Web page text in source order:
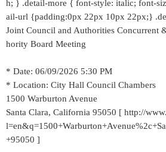
h; } .detail-more { font-style: italic; font-
ail-url {padding:0px 22px 10px 22px;}
Joint Council and Authorities Concurrent
hority Board Meeting
* Date: 06/09/2026 5:30 PM
* Location: City Hall Council Chambers
1500 Warburton Avenue
Santa Clara, California 95050 [ http://
+95050 ]